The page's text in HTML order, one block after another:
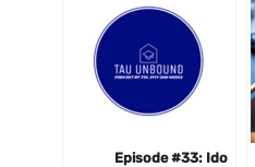
Episode #33: Ido